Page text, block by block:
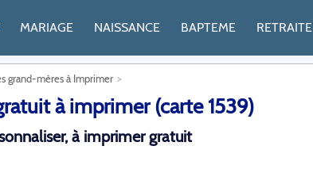
MARIAGE NAISSANCE BAPTEME RETRAITE
grand-mères à Imprimer
à imprimer (carte 1539)
à imprimer gratuit